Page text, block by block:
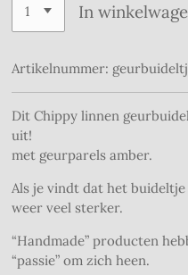
In
Artikelnummer:
Dit Chippy linnen
uit!
met geurparels amber.
Als je vindt dat het
weer veel sterker.
“Handmade” producten
“passie” om zich heen.